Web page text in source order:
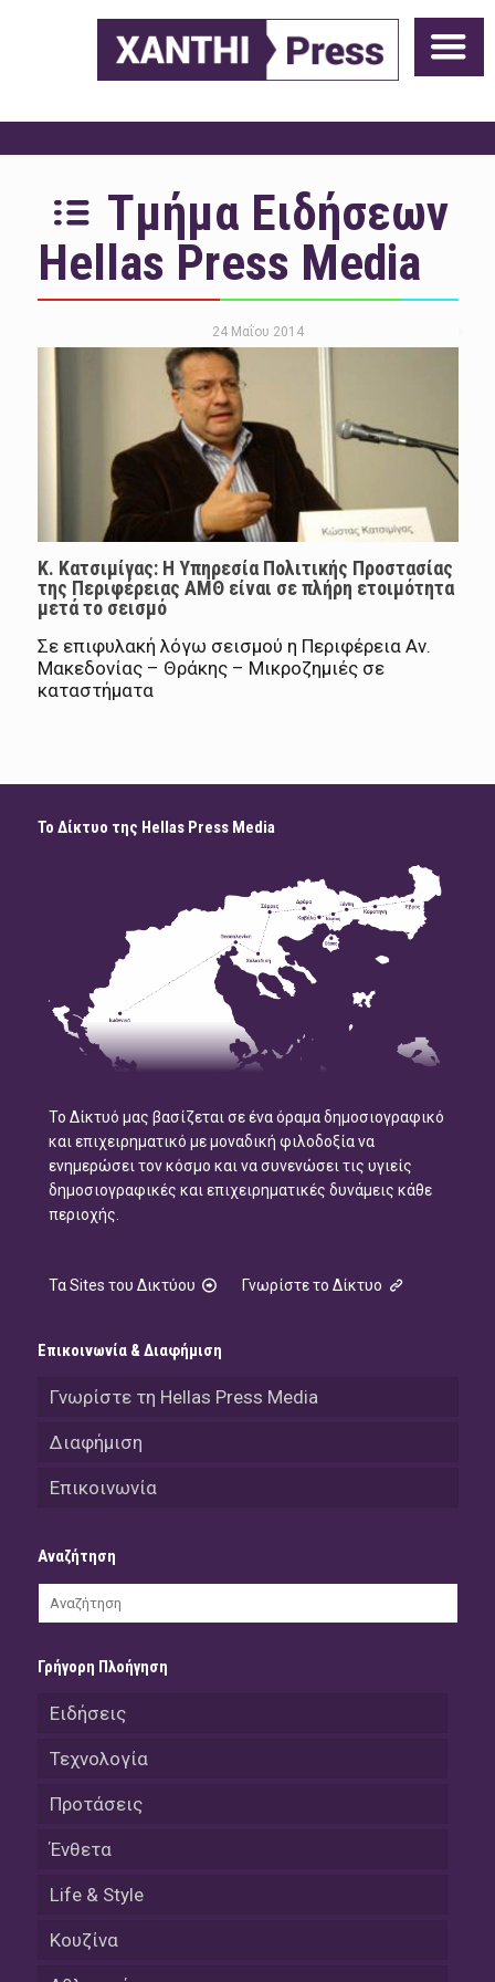
Τμήμα Ειδήσεων
Hellas Press Media
24 Μαΐου 2014
Κ. Κατσιμίγας: Η Υπηρεσία Πολιτικής Προστασίας
της Περιφέρειας ΑΜΘ είναι σε πλήρη ετοιμότητα
μετά το σεισμό
Σε επιφυλακή λόγω σεισμού η Περιφέρεια Αν.
Μακεδονίας – Θράκης – Μικροζημιές σε
καταστήματα
Το Δίκτυο της Hellas Press Media
Το Δίκτυό μας βασίζεται σε ένα όραμα δημοσιογραφικό
και επιχειρηματικό με μοναδική φιλοδοξία να
ενημερώσει τον κόσμο και να συνενώσει τις υγιείς
δημοσιογραφικές και επιχειρηματικές δυνάμεις κάθε
περιοχής.
Τα Sites του Δικτύου Γνωρίστε το Δίκτυο
Επικοινωνία & Διαφήμιση
Γνωρίστε τη Hellas Press Media
Διαφήμιση
Επικοινωνία
Αναζήτηση
Γρήγορη Πλοήγηση
Ειδήσεις
Τεχνολογία
Προτάσεις
Ένθετα
Life & Style
Κουζίνα